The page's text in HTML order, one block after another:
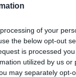
of your
the below opt-out
is processed
utilized by us or
may separately opt-